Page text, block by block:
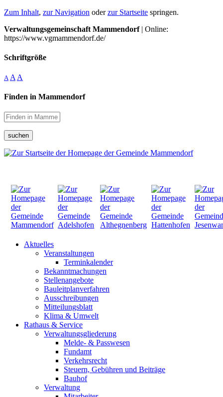
Zum Inhalt, zur Navigation oderzur Startseite springen.
Verwaltungsgemeinschaft Mammendorf| Online:
https://www.vgmammendorf.de/
Schriftgröße
A A A
Finden in Mammendorf
suchen
Aktuelles
Veranstaltungen
Terminkalender
Bekanntmachungen
Stellenangebote
Bauleitplanverfahren
Ausschreibungen
Mitteilungsblatt
Klima & Umwelt
Rathaus & Service
Verwaltungsgliederung
Melde- & Passwesen
Fundamt
Verkehrsrecht
Steuern, Gebühren und Beiträge
Bauhof
Verwaltung